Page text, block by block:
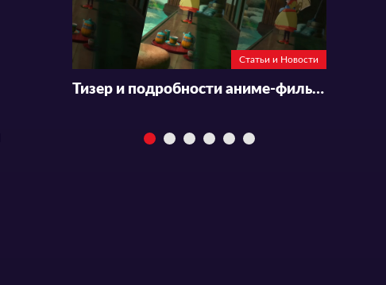
Статьи и Новости
Тизер и подробности аниме-фильма «Make a Girl»